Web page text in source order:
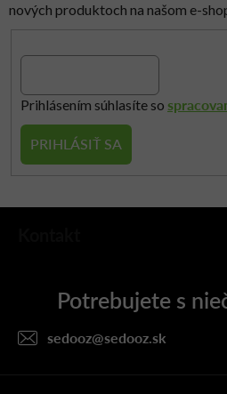
nových produktoch na našom e-
Prihlásením súhlasíte so
PRIHLÁSIŤ SA
Z
sedooz@sedooz.sk